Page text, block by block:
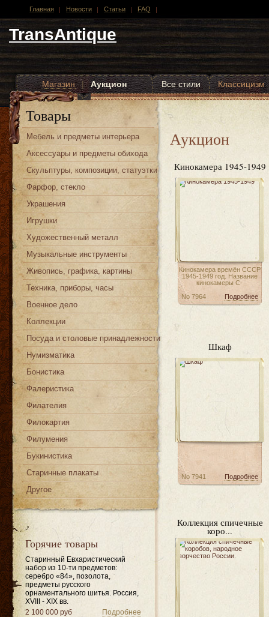
Главная Новости Статьи FAQ
TransAntique
Магазин | Аукцион Все стили
Классицизм
Другие стили
Товары
Мебель и предметы интерьера
Аксессуары и предметы обихода
Скульптуры, композиции, статуэтки
Фарфор, стекло
Украшения
Игрушки
Художественный металл
Музыкальные инструменты
Живопись, графика, картины
Техника, приборы, часы
Военное дело
Коллекции
Посуда и столовые принадлежности
Нумизматика
Бонистика
Фалеристика
Филателия
Филокартия
Филумения
Букинистика
Старинные плакаты
Другое
Горячие товары
Старинный Евхаристический
набор из 10-ти предметов:
серебро «84», позолота,
предметы русского
орнаментального шитья. Россия,
XVIII - XIX вв.
Подробнее
2 100 000 руб
Аукцион
Кинокамера 1945-1949
Кинокамера времён СССР
1945-1949 год. Название
кинокамеры С-
Подробнее
No 7964
Шкаф
Подробнее
No 7941
Коллекция спичечные
коро...